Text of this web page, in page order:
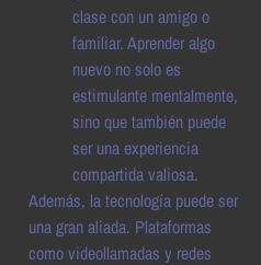
clase con un amigo o
familiar. Aprender algo
nuevo no solo es
estimulante mentalmente,
sino que también puede
ser una experiencia
compartida valiosa.
Además, la tecnología puede ser
una gran aliada. Plataformas
como videollamadas y redes